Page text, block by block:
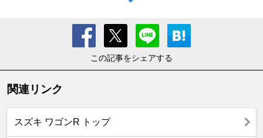
この記事をシェアする
関連リンク
スズキ ワゴンR トップ